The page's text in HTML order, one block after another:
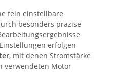
fein einstellbare
besonders präzise
erfolgen
, mit denen Stromstärke
verwendeten Motor